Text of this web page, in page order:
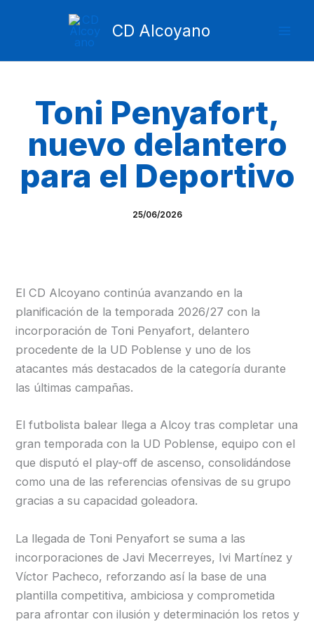
CD Alcoyano
Toni Penyafort,
nuevo delantero
para el Deportivo
25/06/2026
El CD Alcoyano continúa avanzando en la
planificación de la temporada 2026/27 con la
incorporación de Toni Penyafort, delantero
procedente de la UD Poblense y uno de los
atacantes más destacados de la categoría durante
las últimas campañas.
El futbolista balear llega a Alcoy tras completar una
gran temporada con la UD Poblense, equipo con el
que disputó el play-off de ascenso, consolidándose
como una de las referencias ofensivas de su grupo
gracias a su capacidad goleadora.
La llegada de Toni Penyafort se suma a las
incorporaciones de Javi Mecerreyes, Ivi Martínez y
Víctor Pacheco, reforzando así la base de una
plantilla competitiva, ambiciosa y comprometida
para afrontar con ilusión y determinación los retos y